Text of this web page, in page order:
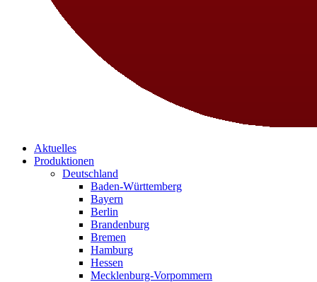
Aktuelles
Produktionen
Deutschland
Baden-Württemberg
Bayern
Berlin
Brandenburg
Bremen
Hamburg
Hessen
Mecklenburg-Vorpommern